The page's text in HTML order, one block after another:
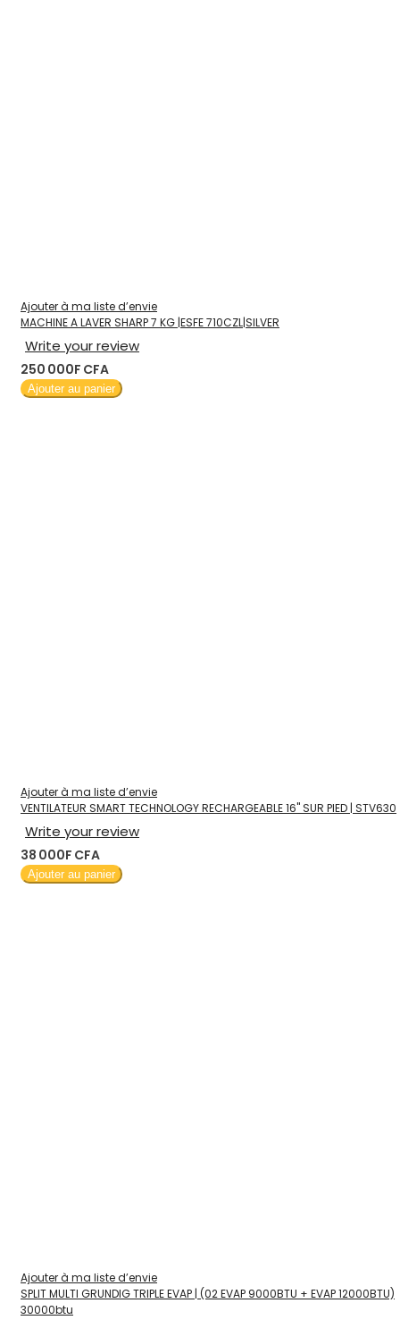
Ajouter à ma liste d’envie
MACHINE A LAVER SHARP 7 KG |ESFE 710CZL|SILVER
Write your review
250 000F CFA
Ajouter au panier
Ajouter à ma liste d’envie
VENTILATEUR SMART TECHNOLOGY RECHARGEABLE 16" SUR PIED | STV630
Write your review
38 000F CFA
Ajouter au panier
Ajouter à ma liste d’envie
SPLIT MULTI GRUNDIG TRIPLE EVAP | (02 EVAP 9000BTU + EVAP 12000BTU)
30000btu